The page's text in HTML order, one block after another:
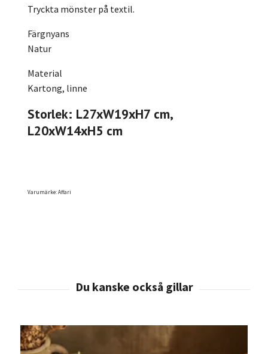
Tryckta mönster på textil.
Färgnyans
Natur
Material
Kartong, linne
Storlek: L27xW19xH7 cm,
L20xW14xH5 cm
Varumärke: Affari